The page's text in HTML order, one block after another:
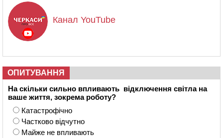
Канал YouTube
ОПИТУВАННЯ
На скільки сильно впливають відключення світла на
ваше життя, зокрема роботу?
Катастрофічно
Частково відчутно
Майже не впливають